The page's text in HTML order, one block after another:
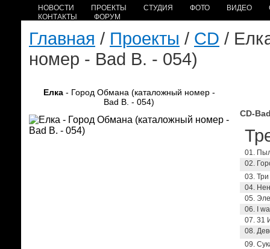
НОВОСТИ ПРОЕКТЫ СТУДИЯ ФОТО ВИДЕО
КОНТАКТЫ
ФОРУМ
Главная / Проекты / CD /
номер - Bad B. - 054)
Елка- Город Обмана (каталожный номер -
Bad B. - 054)
CD-
01.
02.
03.
04.
05.
06. I
07. 31
08.
09.